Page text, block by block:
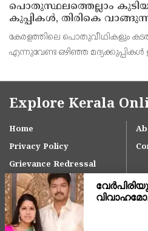
പൊതുസ്ഥലത്തെല്ലാം
കുപ്പികള്‍, തിരികെ
ഇത് ഇരട്ടിക്കും,
നിര്‍ത്തിയത് എന്തിന്?
തീരുമാനമോ?
കേരളത്തിലെ പൊതുവീഥികളും
എന്നുവേണ്ട ഒഴിഞ്ഞ
Explore Kerala
Home
Privacy Policy
Grievance Redressal